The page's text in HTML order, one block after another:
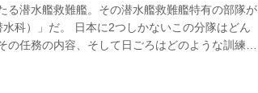
る潜水艦救難艦。その潜水艦救難艦特有の部隊が
科）」だ。 日本に2つしかないこの分隊はどん
の任務の内容、そして日ごろはどのような訓練を
てみた。また艦長には、災害派遣時の対応につい
飽和潜水員とDSRV員からなる主要部隊 「潜水